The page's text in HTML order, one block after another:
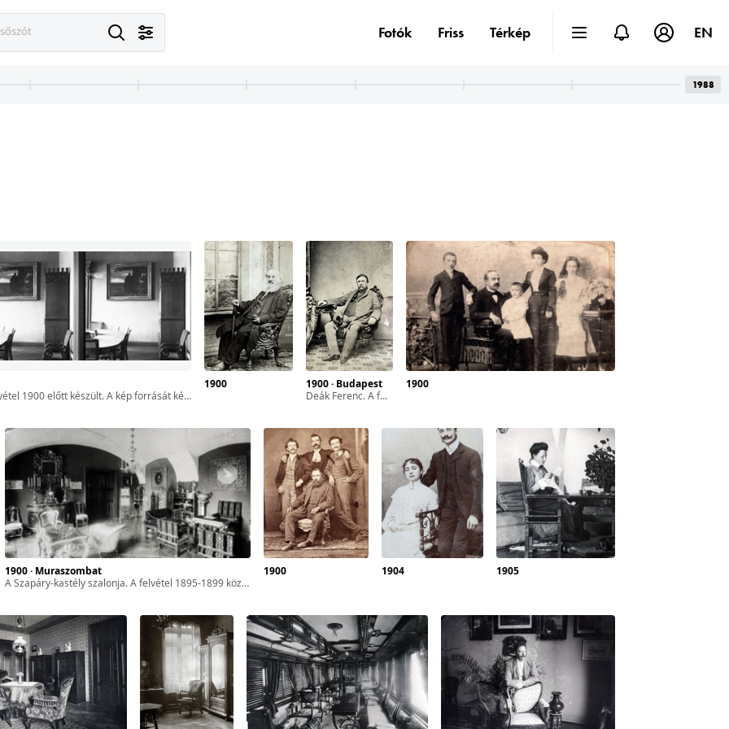
előtt készült. A kép forrását kérjük így adja meg: Fortepan / MMKM. Levéltári jelzet: MMKM TTFGY 2019.1.
1900
1900 · Budapest
Deák Ferenc. A felvétel 1861-ben készült.
1900
1900 · Muraszombat
a Szapáry-kastély szalonja. A felvétel 1895-1899 között készült. A kép forrását kérjük így adja meg: Fortepan / Budapest Főváros Levéltára. Levéltári jelzet: HU.BFL.XV.19.d.1.12.202
1900 1904 1905
Fotók Friss Térkép EN
1988